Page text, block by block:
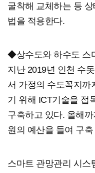
굴착해 교체하는 등
법을 적용한다.
◆상수도와 하수도 스
지난 2019년 인천 수
서 가정의 수도꼭지까
기 위해 ICT기술을 접
구축하고 있다. 올해
원의 예산을 들여 구
스마트 관망관리 시스